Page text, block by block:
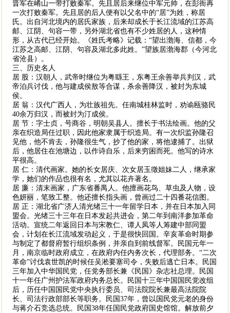
晋军在崤山一带打败秦军。先且居后来继位中军元帅，在彭衙再
一次打败秦军。先且居的后人便有以父名中的“居”为姓，称居
氏。出自河北境内的居氏家族，后来却成长于长江流域的江苏高
邮、江阴、句容一带，另外湖北省也有不少姓居的人，这种情
形，从古代已经开始。《姓氏考略》记载：“望出渤海、信都，今
江苏之高邮、江阴、句容及湖北多此姓。”望族居渤海郡（今河北
省沧县）。
三、历史名人
居 股：汉朝人，武帝时继位为粤繇王，东粤王余善举兵判汉，武
帝泊兵讨伐，他与建成侯敖等合谋，杀余善降汉，被封为东城
侯。
居 翁：汉代广西人，为壮族祖先。任南城桂林监时，劝谕瓯骆民
40余万归汉，而被封为汀成侯。
居 节：字士贞，号商谷，明朝吴县人。擅长于书法绘画。他的父
亲在织造局任过职，因此他家隶属于织造局。有一次织监孙隆召
见他，他不肯去，孙隆很生气，抄了他的家，将他逮捕了。出狱
后，他居住在池塘边，以作诗自乐，后来穷困而死。他写的诗水
平很高。
居 仁：清代画家。她的长女居庆、次女居玉徵姐妹二人，继承家
学，她们的作品也很有名，尤其以花卉著名。
居 廉：清末画家，广东省番禺人。他擅画花鸟、草虫及人物，设
色妍丽，笔致工整。他还擅长指头画，曾画过二十四番花信图。
居 正：湖北省广济人清光绪三十一年留学日本，并在日本加入同
盟会。光绪三十三年在日本发起共进会，第二年到南洋参加革命
活动。宣统二年返回日本与宋教仁、谭人凤等人筹建中部同盟
会，计划在长江流域发动起义，于是很快回国。辛亥革命时期参
与制定了都督府暂行组织条例，并亲自到前线督军。民国元年一
月，南京临时政府成立，在政府内任内务次长，代理部务。“二次
革命”讨伐袁世凯的时候任吴淞要塞司令，失败后逃亡日本。民国
三年加入中华国民党，任党务部长兼《民国》杂志社总理。民国
十一年任广州护法军政府内务总长。民国十三年中国国民党改组
后，历任中国国民党中央执行委员、司法院院长兼最高法院院
长、司法行政部部长等职务。民国37年，曾以国民党元老的身份
与蒋介石竞选总统。民国38年任国民党政府国史馆馆。解放前夕